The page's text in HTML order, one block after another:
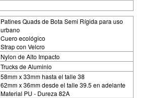
Patines Quads de Bota Semi Rígida para uso
urbano
Cuero ecológico
Strap con Velcro
Nylon de Alto Impacto
Trucks de Aluminio
58mm x 33mm hasta el talle 38
62mm x 36mm desde el talle 39.5 en adelante
Material PU - Dureza 82A